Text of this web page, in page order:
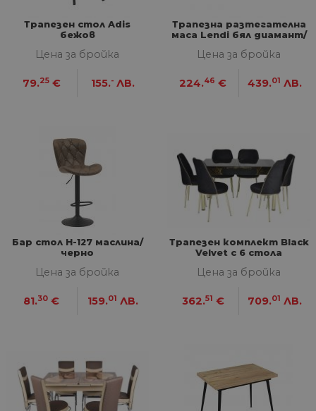
Трапезен стол Adis
бежов
Цена за бройка
79.25 € 155.- ЛВ.
Трапезна разтегателна
маса Lendi бял диамант/
Цена за бройка
224.46 € 439.01 ЛВ.
Бар стол Н-127 маслина/
черно
Цена за бройка
81.30 € 159.01 ЛВ.
Трапезен комплект Black
Velvet с 6 стола
Цена за бройка
362.51 € 709.01 ЛВ.